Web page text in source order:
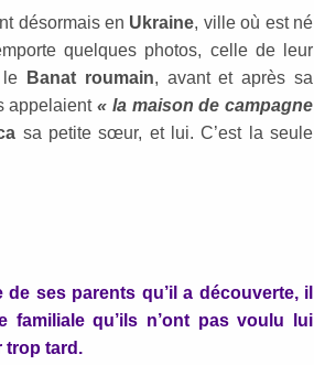
désormais en Ukraine, ville où est né
quelques photos, celle de leur
Banat roumain, avant et après sa
appelaient« la maison de campagne
sa petite sœur, et lui. C’est la seule
ses parents qu’il a découverte, il
qu’ils n’ont pas voulu lui
trop tard.